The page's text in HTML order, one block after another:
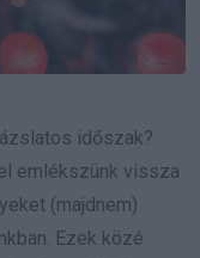
időszak?
emlékszünk vissza
(majdnem)
Ezek közé